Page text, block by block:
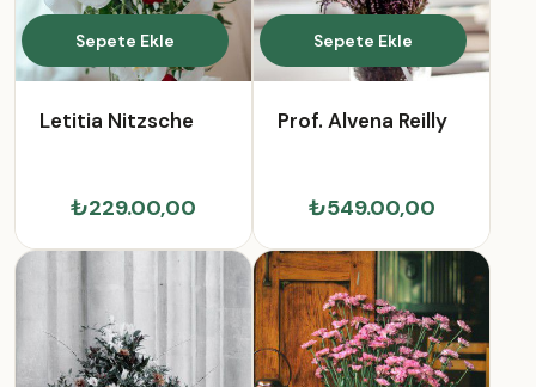
Sepete Ekle
Letitia Nitzsche
₺229.00,00
Sepete Ekle
Prof. Alvena Reilly
₺549.00,00